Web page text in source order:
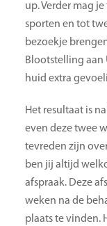
up. Verder mag
sporten en tot
bezoekje
Blootstelling aan
huid extra
Het resultaat is
even deze twee
tevreden zijn
ben jij altijd
afspraak. Deze
weken na de
plaats te vinden.